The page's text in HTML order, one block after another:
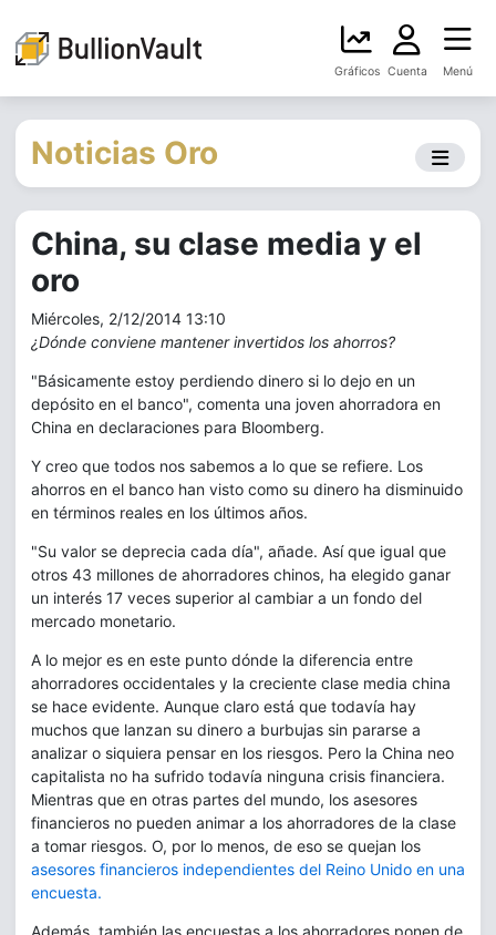
Gráficos Cuenta Menú
Noticias Oro
China, su clase media y el
oro
Miércoles, 2/12/2014 13:10
¿Dónde conviene mantener invertidos los ahorros?
"Básicamente estoy perdiendo dinero si lo dejo en un
depósito en el banco", comenta una joven ahorradora en
China en declaraciones para Bloomberg.
Y creo que todos nos sabemos a lo que se refiere. Los
ahorros en el banco han visto como su dinero ha disminuido
en términos reales en los últimos años.
"Su valor se deprecia cada día", añade. Así que igual que
otros 43 millones de ahorradores chinos, ha elegido ganar
un interés 17 veces superior al cambiar a un fondo del
mercado monetario.
A lo mejor es en este punto dónde la diferencia entre
ahorradores occidentales y la creciente clase media china
se hace evidente. Aunque claro está que todavía hay
muchos que lanzan su dinero a burbujas sin pararse a
analizar o siquiera pensar en los riesgos. Pero la China neo
capitalista no ha sufrido todavía ninguna crisis financiera.
Mientras que en otras partes del mundo, los asesores
financieros no pueden animar a los ahorradores de la clase
a tomar riesgos. O, por lo menos, de eso se quejan los
asesores financieros independientes del Reino Unido en una
encuesta.
Además, también las encuestas a los ahorradores ponen de